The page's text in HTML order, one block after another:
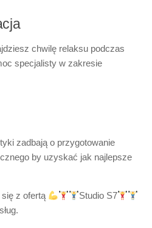
chwilę relaksu podczas
specjalisty w zakresie
zadbają o przygotowanie
by uzyskać jak najlepsze
z ofertą
Studio S7